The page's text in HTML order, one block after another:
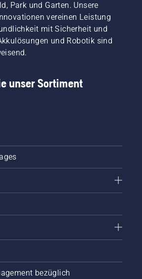
Park und Garten. Unsere
vereinen Leistung
mit Sicherheit und
und Robotik sind
unser Sortiment
bezüglich